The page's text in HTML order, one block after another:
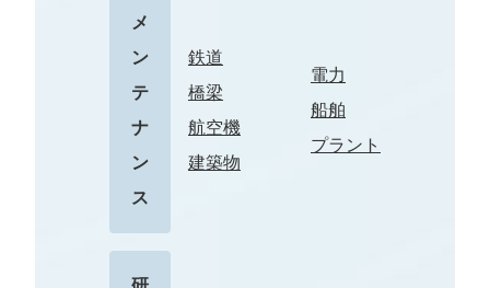
メ
ン
テ
ナ
ン
ス
鉄道
橋梁
航空機
建築物
電力
船舶
プラント